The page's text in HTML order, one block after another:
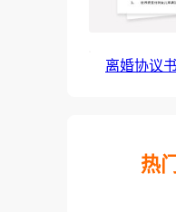
离婚协议
热